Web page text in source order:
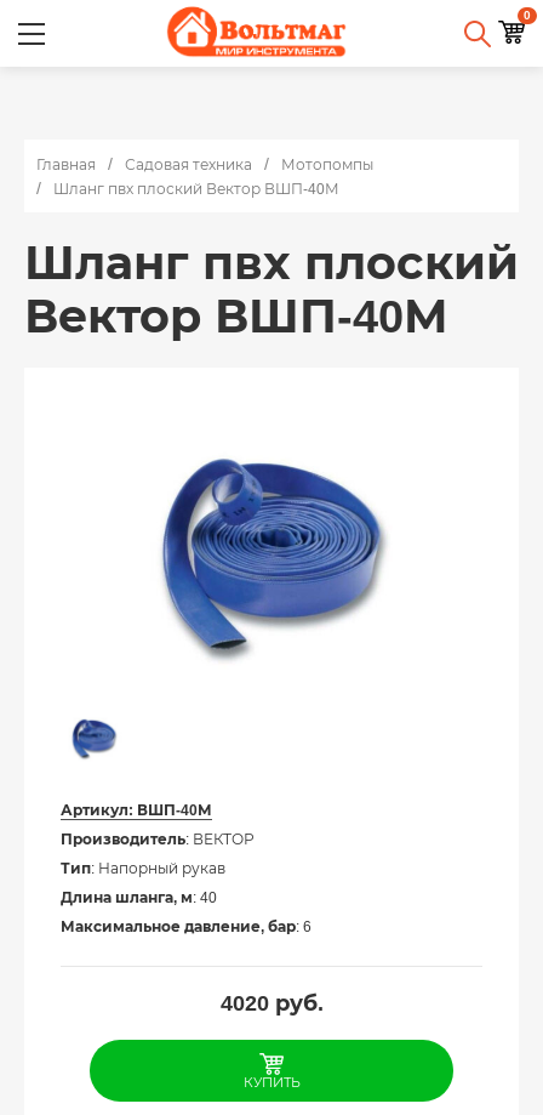
0
Главная Садовая техника
Мотопомпы
Шланг пвх плоский Вектор ВШП-40М
Шланг пвх плоский
Вектор ВШП-40М
Артикул: ВШП-40М
Производитель: ВЕКТОР
Тип: Напорный рукав
Длина шланга, м: 40
Максимальное давление, бар: 6
4020руб.
КУПИТЬ